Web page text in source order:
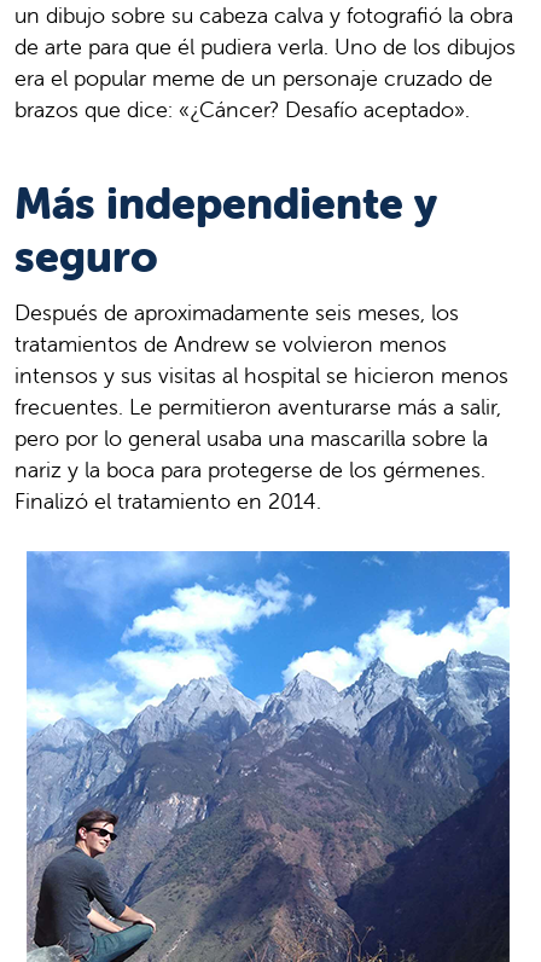
un dibujo sobre su cabeza calva y fotografió la obra
de arte para que él pudiera verla. Uno de los dibujos
era el popular meme de un personaje cruzado de
brazos que dice: «¿Cáncer? Desafío aceptado».
Más independiente y
seguro
Después de aproximadamente seis meses, los
tratamientos de Andrew se volvieron menos
intensos y sus visitas al hospital se hicieron menos
frecuentes. Le permitieron aventurarse más a salir,
pero por lo general usaba una mascarilla sobre la
nariz y la boca para protegerse de los gérmenes.
Finalizó el tratamiento en 2014.